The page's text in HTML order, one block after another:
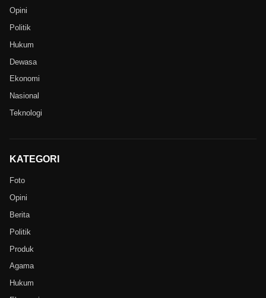
Opini
Politik
Hukum
Dewasa
Ekonomi
Nasional
Teknologi
KATEGORI
Foto
Opini
Berita
Politik
Produk
Agama
Hukum